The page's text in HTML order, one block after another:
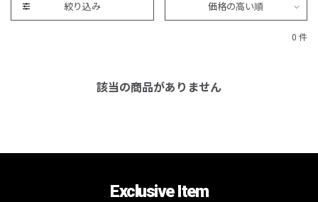
絞り込み 価格の高い順
0 件
該当の商品がありません
Exclusive Item